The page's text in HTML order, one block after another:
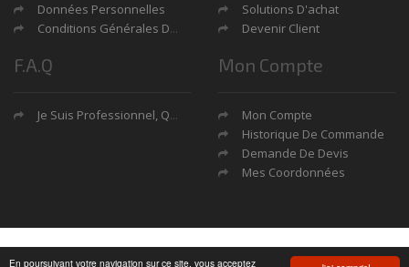
En poursuivant votre navigation sur ce site, vous acceptez
Données Personnelles
Conditions Générales De Ventes
Solutions D'achat
Devenir Client
F.A.Q
Je Suis Professionnel, Quels Sont Mes Avantages?
Mon Compte
Mon Compte
Historique De Commande
Demande De Devis
Mes Coordonnées
Copyright © 2026 by Soft13